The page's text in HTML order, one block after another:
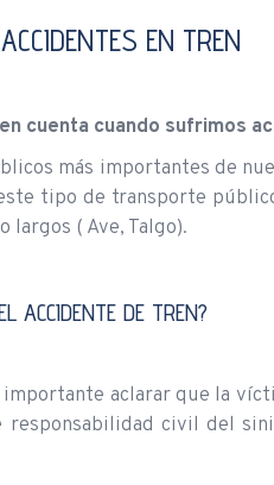
EN TREN
cuenta cuando sufrimos
más importantes de
tipo de transporte
largos ( Ave, Talgo).
ACCIDENTE DE TREN?
aclarar que la
responsabilidad civil del